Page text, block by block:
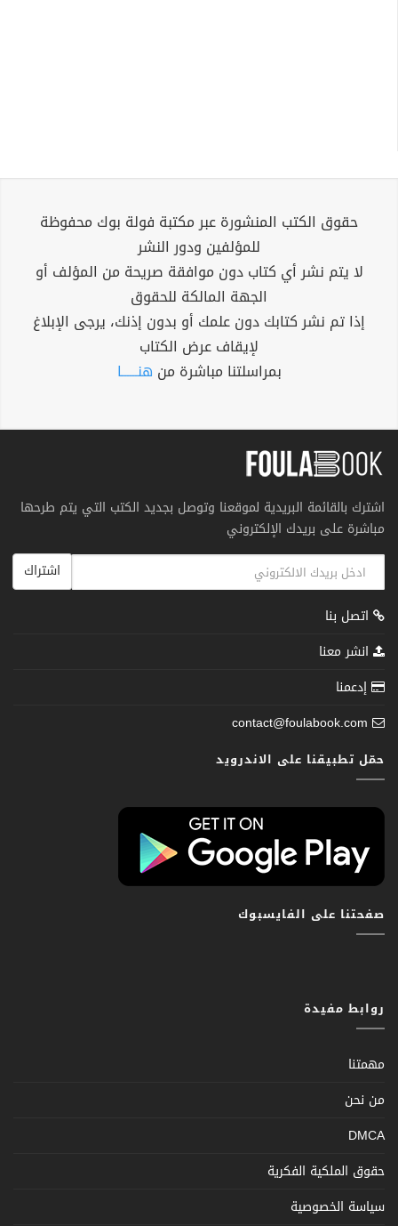
حقوق الكتب المنشورة عبر مكتبة فولة بوك محفوظة
للمؤلفين ودور النشر
لا يتم نشر أي كتاب دون موافقة صريحة من المؤلف أو
الجهة المالكة للحقوق
إذا تم نشر كتابك دون علمك أو بدون إذنك، يرجى الإبلاغ
لإيقاف عرض الكتاب
بمراسلتنا مباشرة من هنــــــا
اشترك بالقائمة البريدية لموقعنا وتوصل بجديد الكتب التي يتم طرحها
مباشرة على بريدك الإلكتروني
اشتراك
اتصل بنا
انشر معنا
إدعمنا
contact@foulabook.com
حمّل تطبيقنا على الاندرويد
صفحتنا على الفايسبوك
روابط مفيدة
مهمتنا
من نحن
DMCA
حقوق الملكية الفكرية
سياسة الخصوصية